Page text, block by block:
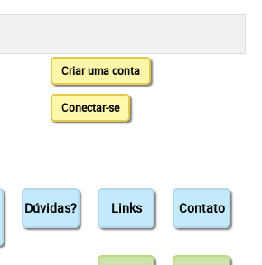
Criar uma conta
Conectar-se
Dúvidas? Links Contato